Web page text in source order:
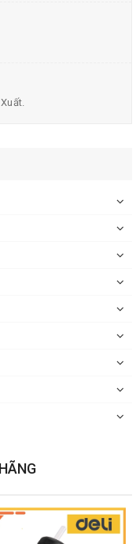
thanh lý)
: 7 Ngày Kể từ khi